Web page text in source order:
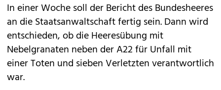
In einer Woche soll der Bericht des Bundesheeres
an die Staatsanwaltschaft fertig sein. Dann wird
entschieden, ob die Heeresübung mit
Nebelgranaten neben der A22 für Unfall mit
einer Toten und sieben Verletzten verantwortlich
war.